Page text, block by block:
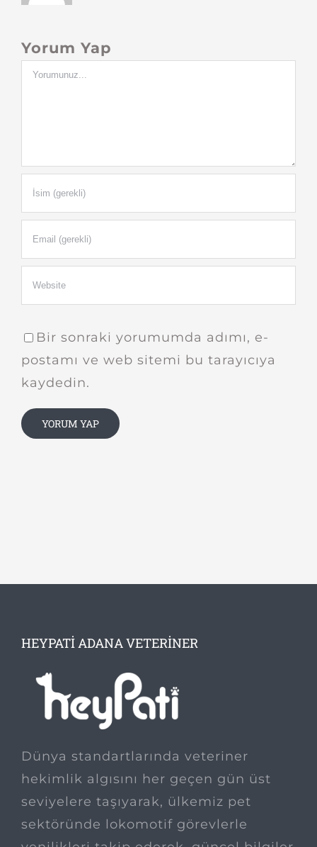
Yorum Yap
Yorum
Bir sonraki yorumumda adımı, e-
postamı ve web sitemi bu tarayıcıya
kaydedin.
HEYPATI ADANA VETERINER
Dünya standartlarında veteriner
hekimlik algısını her geçen gün üst
seviyelere taşıyarak, ülkemiz pet
sektöründe lokomotif görevlerle